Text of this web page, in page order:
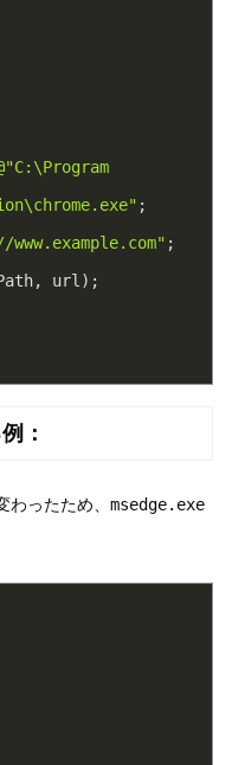
;
;
url);
：
ったため、 msedge.exe